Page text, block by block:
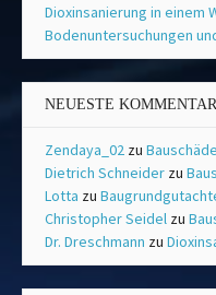
Dioxinsanierung in einem
Bodenuntersuchungen
NEUESTE
Zendaya_02 zu
Dietrich Schneider zu
Lotta zu
Christopher Seidel zu
Dr. Dreschmann zu